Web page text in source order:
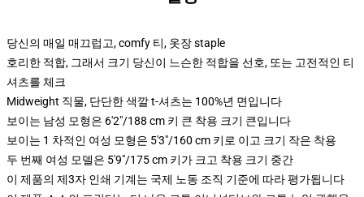
당신의 매일 매끄럽고, comfy 티, 옷장 staple
호리한 적합, 그래서 크기 당신이 느슨한 적합을 선호, 또는 고전적인 티
셔츠를 체크
Midweight 직물, 단단한 색깔 t-셔츠는 100%년 면입니다
보이는 남성 모형은 6'2"/188 cm 키 큰 착용 크기 큰입니다
보이는 1 차적인 여성 모형은 5'3"/160 cm 키로 이고 크기 작은 착용
두 번째 여성 모델은 5'9"/175 cm 키가 크고 착용 크기 중간
이 제품의 제3자 인쇄 기계는 국제 노동 조직 기준에 따라 평가됩니다